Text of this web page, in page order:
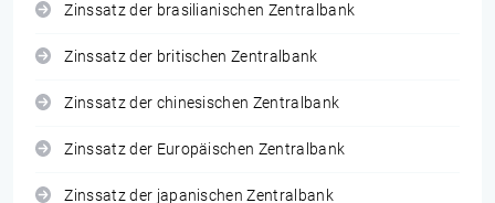
Zinssatz der brasilianischen Zentralbank
Zinssatz der britischen Zentralbank
Zinssatz der chinesischen Zentralbank
Zinssatz der Europäischen Zentralbank
Zinssatz der japanischen Zentralbank